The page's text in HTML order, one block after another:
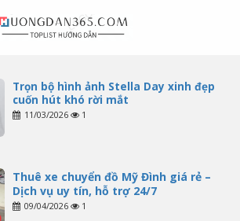
Trọn bộ hình ảnh Stella Day xinh đẹp
cuốn hút khó rời mắt
11/03/2026 1
Thuê xe chuyển đồ Mỹ Đình giá rẻ –
Dịch vụ uy tín, hỗ trợ 24/7
09/04/2026 1